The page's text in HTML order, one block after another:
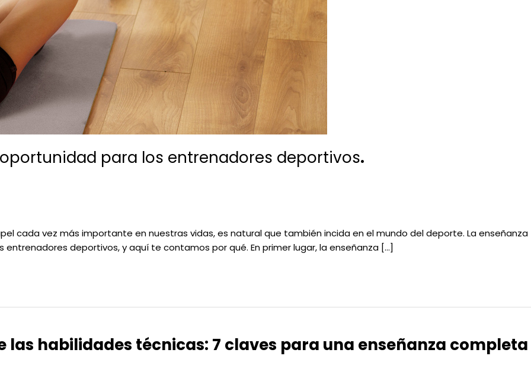
para los entrenadores deportivos.
cada vez más importante en nuestras vidas, es natural que también incida en el mundo del deporte. La enseñanza
deportivos, y aquí te contamos por qué. En primer lugar, la enseñanza […]
las habilidades técnicas: 7 claves para una enseñanza completa